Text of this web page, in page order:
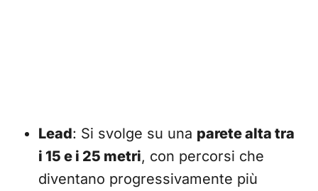
Lead: Si svolge su una parete alta tra
i 15 e i 25 metri, con percorsi che
diventano progressivamente più